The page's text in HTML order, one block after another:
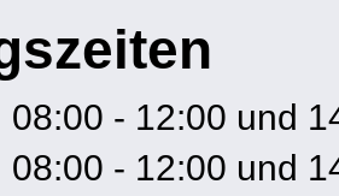
08:00 - 12:00 und
08:00 - 12:00 und